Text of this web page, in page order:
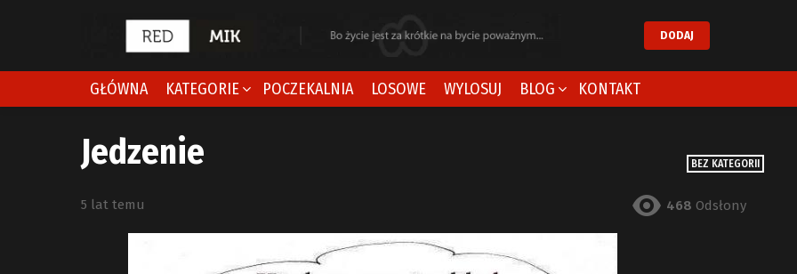
DODAJ
GŁÓWNA KATEGORIE POCZEKALNIA LOSOWE WYLOSUJ BLOG KONTAKT
BEZ KATEGORII
Jedzenie
5 lat temu 468 Odsłony